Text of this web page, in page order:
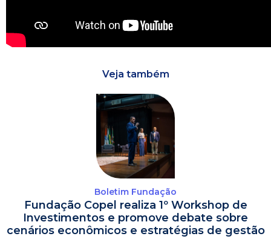
Veja também
Boletim Fundação
Fundação Copel realiza 1º Workshop de
Investimentos e promove debate sobre
cenários econômicos e estratégias de gestão